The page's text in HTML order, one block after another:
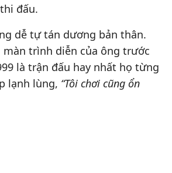
đấu.
dễ tự tán dương bản thân.
màn trình diễn của ông trước
là trận đấu hay nhất họ từng
lạnh lùng, “Tôi chơi cũng ổn